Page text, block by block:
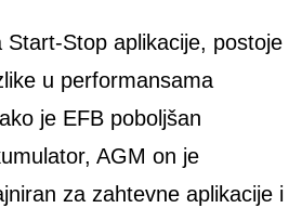
Start-Stop aplikacije, postoje
u performansama
je EFB poboljšan
AGM on je
za zahtevne aplikacije i